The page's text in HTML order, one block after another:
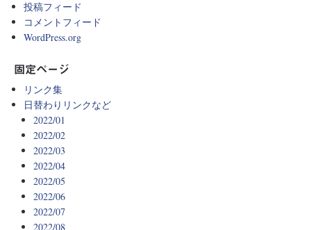
投稿フィード
コメントフィード
WordPress.org
固定ページ
リンク集
日替わりリンクなど
2022/01
2022/02
2022/03
2022/04
2022/05
2022/06
2022/07
2022/08